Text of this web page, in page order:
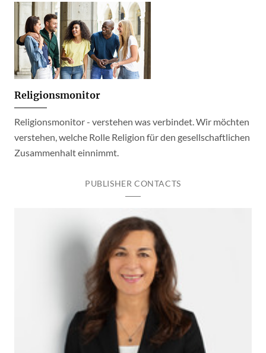
Religionsmonitor
Religionsmonitor - verstehen was verbindet. Wir möchten
verstehen, welche Rolle Religion für den gesellschaftlichen
Zusammenhalt einnimmt.
PUBLISHER CONTACTS